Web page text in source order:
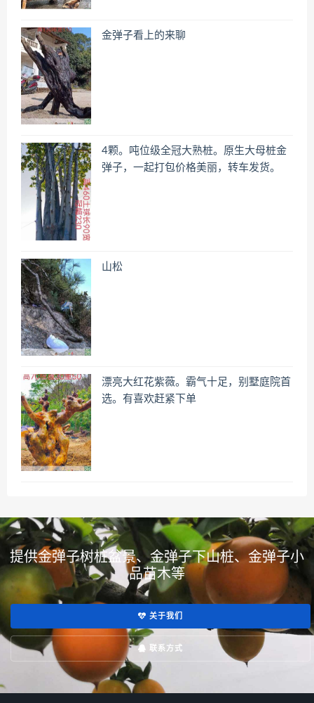
金弹子看上的来聊
4颗。吨位级全冠大熟桩。原生大母桩金
弹子，一起打包价格美丽，转车发货。
山松
漂亮大红花紫薇。霸气十足，别墅庭院首
选。有喜欢赶紧下单
提供金弹子树桩盆景、金弹子下山桩、金弹子小
品苗木等
关于我们
联系方式